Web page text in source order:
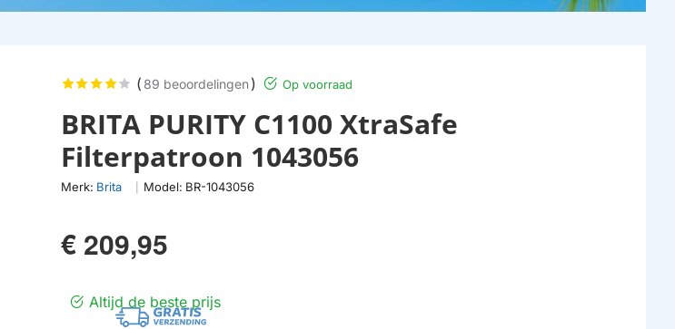
BRITA PURITY C1100 XtraSafe
Filterpatroon 1043056
Merk: Brita Model: BR-1043056
( 89 beoordelingen) Op voorraad
€ 209,95
Altijd de beste prijs